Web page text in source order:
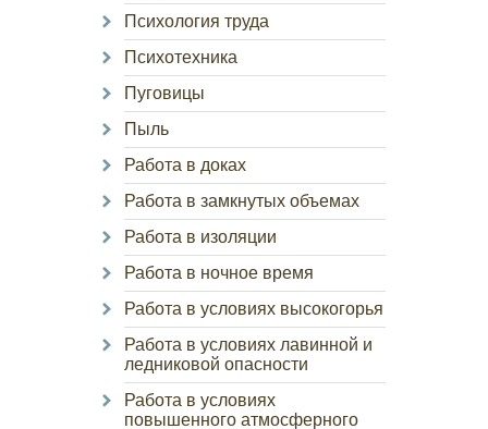
Психология труда
Психотехника
Пуговицы
Пыль
Работа в доках
Работа в замкнутых объемах
Работа в изоляции
Работа в ночное время
Работа в условиях высокогорья
Работа в условиях лавинной и
ледниковой опасности
Работа в условиях
повышенного атмосферного